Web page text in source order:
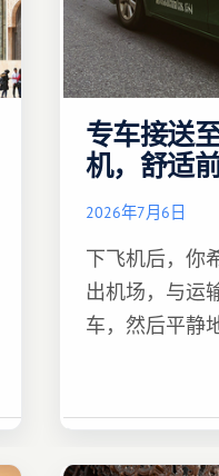
专车接送
机，舒适
2026年7月6日
下飞机后，你
出机场，与运
车，然后平静